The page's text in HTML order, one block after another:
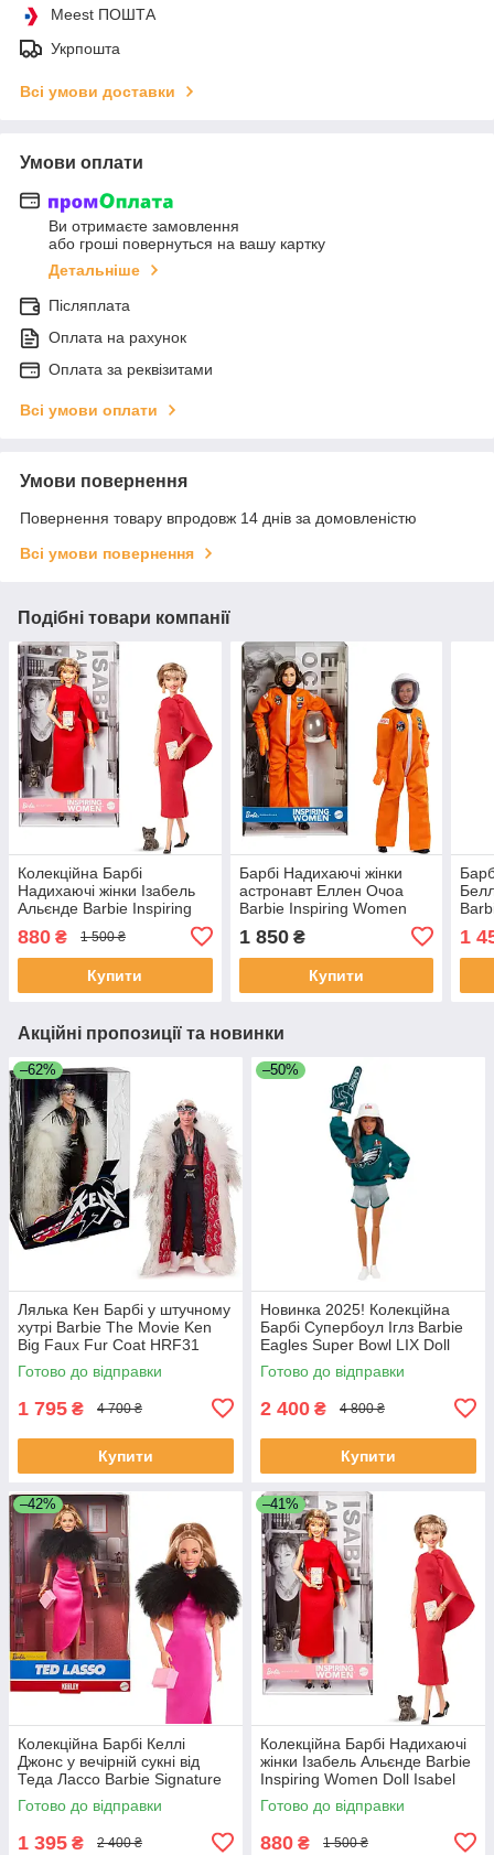
Meest ПОШТА
Укрпошта
Всі умови доставки
Умови оплати
Ви отримаєте замовлення
або гроші повернуться на вашу картку
Детальніше
Післяплата
Оплата на рахунок
Оплата за реквізитами
Всі умови оплати
Умови повернення
Повернення товару впродовж 14 днів за домовленістю
Всі умови повернення
Подібні товари компанії
Колекційна Барбі
Надихаючі жінки Ізабель
Альєнде Barbie Inspiring
Women Doll Isabel Allende
HRM45
880 ₴ 1 500 ₴
Купити
Барбі Надихаючі жінки
астронавт Еллен Очоа
Barbie Inspiring Women
1 850₴
Купити
1
Акційні пропозиції та новинки
–62%
Лялька Кен Барбі у штучному
хутрі Barbie The Movie Ken
Big Faux Fur Coat HRF31
Готово до відправки
1 795 ₴ 4 700 ₴
Купити
–50%
Новинка 2025! Колекційна
Барбі Супербоул Іглз Barbie
Eagles Super Bowl LIX Doll
№2 🏈 JKG64
Готово до відправки
2 400 ₴ 4 800 ₴
Купити
–42%
Колекційна Барбі Келлі
Джонс у вечірній сукні від
Теда Лассо Barbie Signature
Doll Keeley Ted Lasso HJW9
Готово до відправки
1 395 ₴ 2 400 ₴
–41%
Колекційна Барбі Надихаючі
жінки Ізабель Альєнде Barbie
Inspiring Women Doll Isabel
Allende HRM45
Готово до відправки
880 ₴ 1 500 ₴